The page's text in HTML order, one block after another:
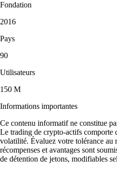
Fondation
2016
Pays
90
Utilisateurs
150 M
Informations importantes
Ce contenu informatif ne constitue
Le trading de crypto-actifs comporte
volatilité. Évaluez votre tolérance au
récompenses et avantages sont
de détention de jetons, modifiables